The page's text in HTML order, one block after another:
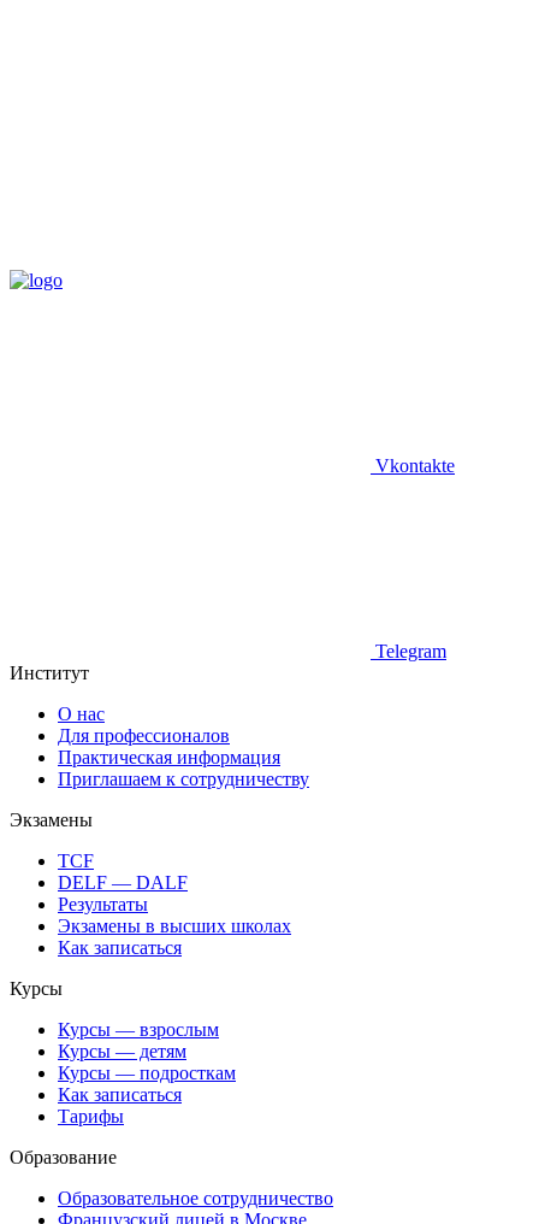
Vkontakte
Telegram
Институт
О нас
Для профессионалов
Практическая информация
Приглашаем к сотрудничеству
Экзамены
TCF
DELF — DALF
Результаты
Экзамены в высших школах
Как записаться
Курсы
Курсы — взрослым
Курсы — детям
Курсы — подросткам
Как записаться
Тарифы
Образование
Образовательное сотрудничество
Французский лицей в Москве